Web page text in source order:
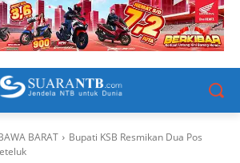
BARAT
Bupati KSB Resmikan Dua Pos